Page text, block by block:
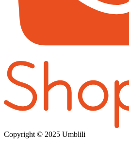
Copyright © 2025 Umblili